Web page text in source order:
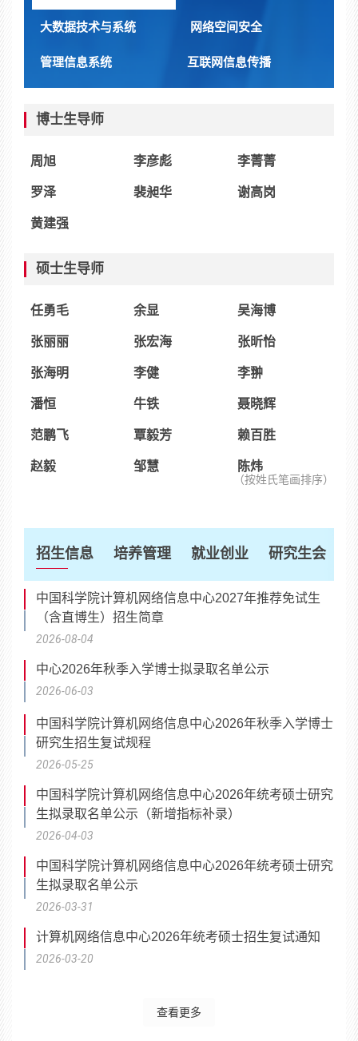
大数据技术与系统 网络空间安全
管理信息系统 互联网信息传播
博士生导师
周旭 李彦彪 李菁菁
罗泽 裴昶华 谢高岗
黄建强
硕士生导师
任勇毛 余显 吴海博
张丽丽 张宏海 张昕怡
张海明 李健 李翀
潘恒 牛铁 聂晓辉
范鹏飞 覃毅芳 赖百胜
赵毅 邹慧 陈炜
（按姓氏笔画排序）
招生信息 培养管理 就业创业 研究生会
中国科学院计算机网络信息中心2027年推荐免试生
（含直博生）招生简章
2026-08-04
中心2026年秋季入学博士拟录取名单公示
2026-06-03
中国科学院计算机网络信息中心2026年秋季入学博士
研究生招生复试规程
2026-05-25
中国科学院计算机网络信息中心2026年统考硕士研究
生拟录取名单公示（新增指标补录）
2026-04-03
中国科学院计算机网络信息中心2026年统考硕士研究
生拟录取名单公示
2026-03-31
计算机网络信息中心2026年统考硕士招生复试通知
2026-03-20
查看更多